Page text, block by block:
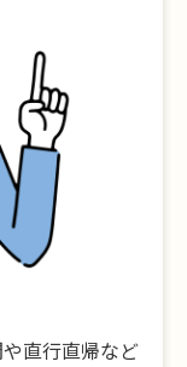
直行直帰など